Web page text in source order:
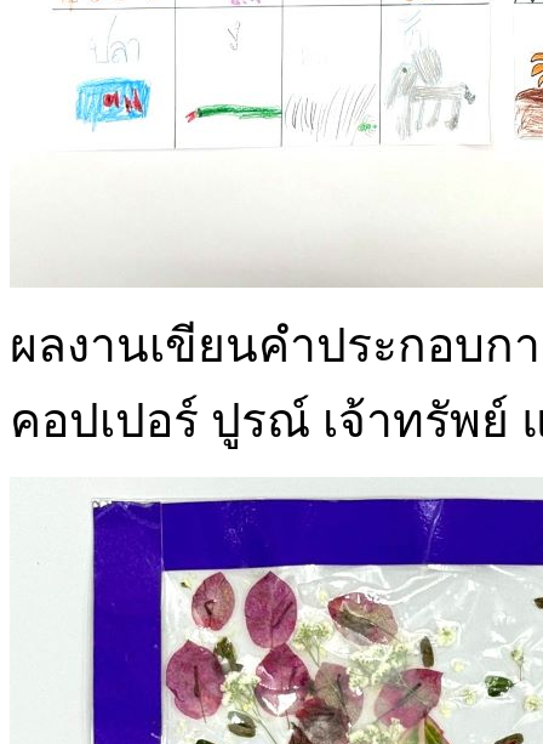
ผลงานเขียนคำประกอบก
คอปเปอร์ ปูรณ์ เจ้าทรัพย์